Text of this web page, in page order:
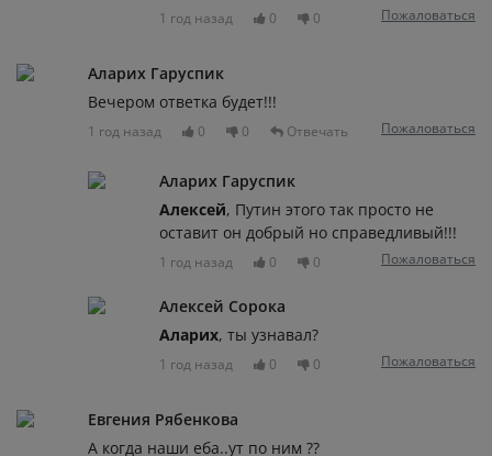
1 год назад 0 0 Пожаловаться
Аларих Гаруспик
Вечером ответка будет!!!
1 год назад 0 0 Отвечать Пожаловаться
Аларих Гаруспик
Алексей, Путин этого так просто не
оставит он добрый но справедливый!!!
1 год назад 0 0 Пожаловаться
Алексей Сорока
Аларих, ты узнавал?
1 год назад 0 0 Пожаловаться
Евгения Рябенкова
А когда наши еба..ут по ним ??